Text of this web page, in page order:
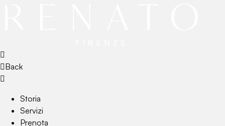
Back
Storia
Servizi
Prenota